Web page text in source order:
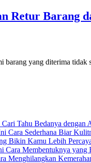
Retur Barang
yang diterima tidak
Tahu Bedanya dengan
Cara Sederhana Biar
Bikin Kamu Lebih
Cara Membentuknya yang
Menghilangkan